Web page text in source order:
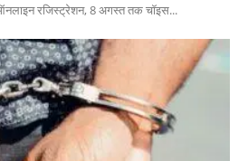
रजिस्ट्रेशन, 8 अगस्त तक चॉइस...